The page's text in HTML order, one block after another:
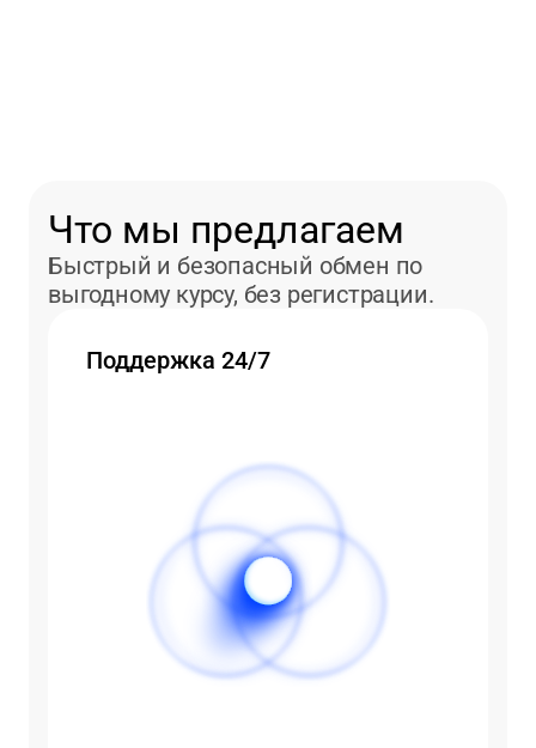
Что мы предлагаем
Быстрый и безопасный обмен по
выгодному курсу, без регистрации.
Поддержка 24/7